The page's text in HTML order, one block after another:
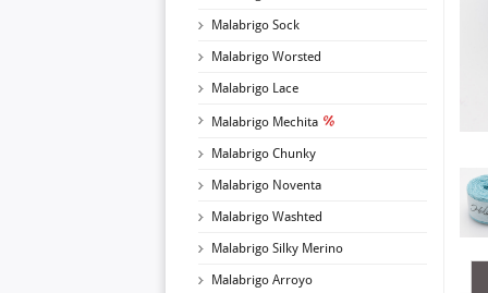
Malabrigo Sock
Malabrigo Worsted
Malabrigo Lace
Malabrigo Mechita
Malabrigo Chunky
Malabrigo Noventa
Malabrigo Washted
Malabrigo Silky Merino
Malabrigo Arroyo